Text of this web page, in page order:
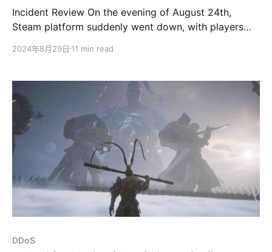
Incident Review On the evening of August 24th,
Steam platform suddenly went down, with players
log in. Many players speculate that the crash is
Wukong. However, according to the announcement
of Perfect
2024年8月29日 11 min read
DDoS